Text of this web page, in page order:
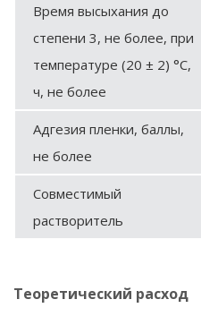
Время высыхания до
степени 3, не более, при
температуре (20 ± 2) °С,
ч, не более
Адгезия пленки, баллы,
не более
Совместимый
растворитель
Теоретический расход